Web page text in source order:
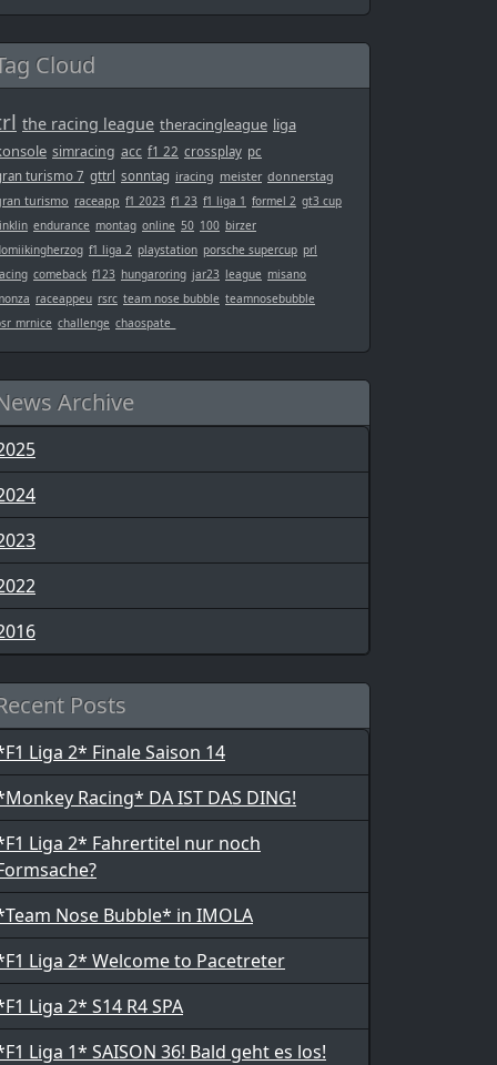
Cloud
the racing league theracingleague liga
simracing acc f1 22 crossplay pc
turismo 7 gttrl sonntag iracing meister donnerstag
turismo raceapp f1 2023 f1 23 f1 liga 1 formel 2 gt3 cup
endurance montag online 50 100 birzer
f1 liga 2 playstation porsche supercup prl
comeback f123 hungaroring jar23 league misano
raceappeu rsrc team nose bubble teamnosebubble
challenge chaospate_
Archive
Posts
Liga 2* Finale Saison 14
Racing* DA IST DAS DING!
Liga 2* Fahrertitel nur noch
Nose Bubble* in IMOLA
Liga 2* Welcome to Pacetreter
Liga 2* S14 R4 SPA
Liga 1* SAISON 36! Bald geht es los!